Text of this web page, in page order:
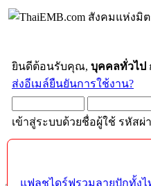
ยินดีต้อนรับคุณ, บุคคลทั่วไป
ส่งอีเมล์ยืนยันการใช้งาน?
เข้าสู่ระบบด้วยชื่อผู้ใช้ รหัสผ่
แฟลชไดร์ฟรวมลายปักทั้งไ